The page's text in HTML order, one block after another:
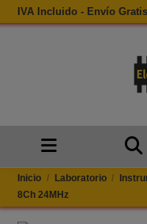
IVA Incluido - Envío
Inicio Laboratorio
8Ch 24MHz